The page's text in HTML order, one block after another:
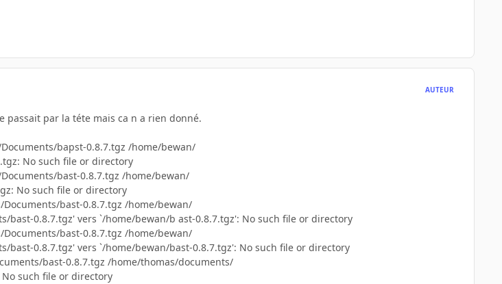
AUTEUR
passait par la téte mais ca n a rien donné.
bapst-0.8.7.tgz /home/bewan/
No such file or directory
bast-0.8.7.tgz /home/bewan/
No such file or directory
bast-0.8.7.tgz /home/bewan/
bast-0.8.7.tgz' vers `/home/bewan/b ast-0.8.7.tgz': No such file or directory
bast-0.8.7.tgz /home/bewan/
bast-0.8.7.tgz' vers `/home/bewan/bast-0.8.7.tgz': No such file or directory
bast-0.8.7.tgz /home/thomas/documents/
such file or directory